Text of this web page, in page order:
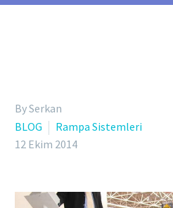
By Serkan
BLOG
Rampa Sistemleri
12 Ekim 2014